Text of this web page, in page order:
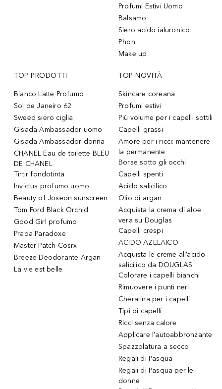
Profumi Estivi Uomo
Balsamo
Siero acido ialuronico
Phon
Make up
TOP PRODOTTI
Bianco Latte Profumo
Sol de Janeiro 62
Sweed siero ciglia
Gisada Ambassador uomo
Gisada Ambassador donna
CHANEL Eau de toilette BLEU
DE CHANEL
Tirtir fondotinta
Invictus profumo uomo
Beauty of Joseon sunscreen
Tom Ford Black Orchid
Good Girl profumo
Prada Paradoxe
Master Patch Cosrx
Breeze Deodorante Argan
La vie est belle
TOP NOVITÀ
Skincare coreana
Profumi estivi
Più volume per i capelli sottili
Capelli grassi
Amore per i ricci: mantenere
la permanente
Borse sotto gli occhi
Capelli spenti
Acido salicilico
Olio di argan
Acquista la crema di aloe
vera su Douglas
Capelli crespi
ACIDO AZELAICO
Acquista le creme all’acido
salicilico da DOUGLAS
Colorare i capelli bianchi
Rimuovere i punti neri
Cheratina per i capelli
Tipi di capelli
Ricci senza calore
Applicare l'autoabbronzante
Spazzolatura a secco
Regali di Pasqua
Regali di Pasqua per le
donne